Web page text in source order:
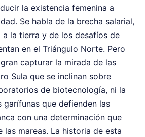
la existencia femenina a
Se habla de la brecha salarial,
la tierra y de los desafíos de
en el Triángulo Norte. Pero
capturar la mirada de las
Sula que se inclinan sobre
de biotecnología, ni la
garífunas que defienden las
con una determinación que
las mareas. La historia de esta